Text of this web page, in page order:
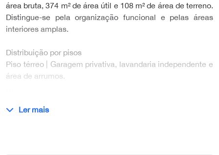
área bruta, 374 m² de área útil e 108 m² de área de terreno.
Distingue-se pela organização funcional e pelas áreas
interiores amplas.
Distribuição por pisos
Piso térreo | Garagem privativa, lavandaria independente e
área de arrumos.
Ler mais